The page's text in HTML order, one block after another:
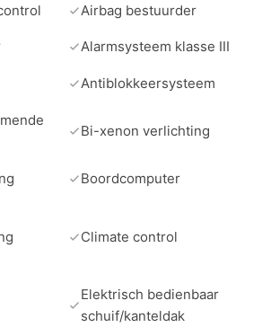
Airbag bestuurder
Alarmsysteem klasse III
Antiblokkeersysteem
Bi-xenon verlichting
Boordcomputer
Climate control
Elektrisch bedienbaar
schuif/kanteldak